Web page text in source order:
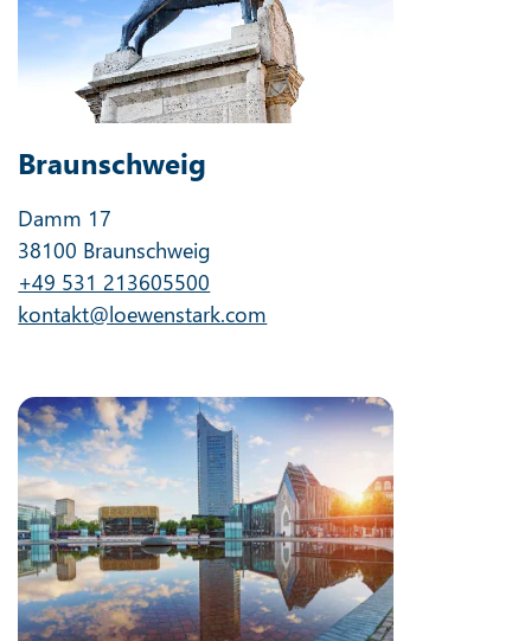
Braunschweig
Damm 17
38100 Braunschweig
+49 531 213605500
kontakt@loewenstark.com